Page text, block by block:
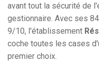
avant tout la sécurité de
gestionnaire. Avec ses
9/10, l'établissement
coche toutes les cases
premier choix.